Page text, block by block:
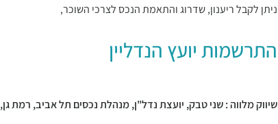
ניתן לקבל ריענון, שדרוג והתאמת הנכס לצרכי השוכר,
התרשמות יועץ הנדליין
שיווק מלווה : שני טבק, יועצת נדל"ן, מנהלת נכסים תל אביב, רמת גן,